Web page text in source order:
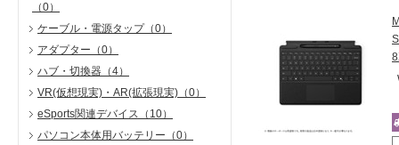
（0）
ケーブル・電源タップ（0）
アダプター （0）
ハブ・切換器 （4）
VR(仮想現実)・AR(拡張現実) （0）
eSports関連デバイス （10）
パソコン本体用バッテリー （0）